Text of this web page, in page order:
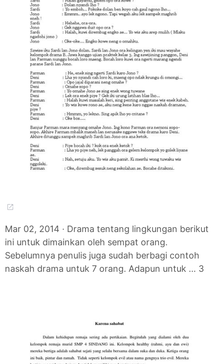
Mar 02, 2014 · Drama tentang lingkungan berikut
ini untuk dimainkan oleh sempat orang.
Sebelumnya penulis juga sudah berbagi contoh
naskah drama untuk 7 orang. Adapun untuk … 3